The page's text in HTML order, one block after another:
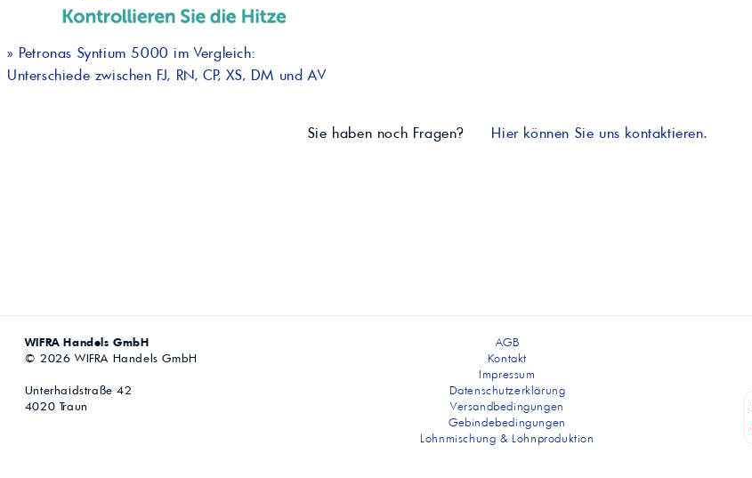
» Petronas Syntium 5000 im Vergleich:
Unterschiede zwischen FJ, RN, CP, XS, DM und AV
Sie haben noch Fragen? Hier können Sie uns kontaktieren.
WIFRA Handels GmbH
© 2026 WIFRA Handels GmbH
Unterhaidstraße 42
4020 Traun
AGB
Kontakt
Impressum
Datenschutzerklärung
Versandbedingungen
Gebindebedingungen
Lohnmischung & Lohnproduktion